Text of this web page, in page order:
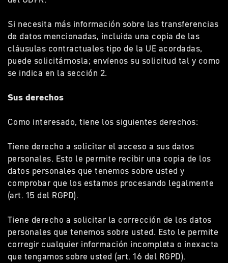
Si necesita más información sobre las transferencias
de datos mencionadas, incluida una copia de las
cláusulas contractuales tipo de la UE acordadas,
puede solicitárnosla; envíenos su solicitud tal y como
se indica en la sección 2.
Sus derechos
Como interesado, tiene los siguientes derechos:
Tiene derecho a solicitar el acceso a sus datos
personales. Esto le permite recibir una copia de los
datos personales que tenemos sobre usted y
comprobar que los estamos procesando legalmente
(art. 15 del RGPD).
Tiene derecho a solicitar la corrección de los datos
personales que tenemos sobre usted. Esto le permite
corregir cualquier información incompleta o inexacta
que tengamos sobre usted (art. 16 del RGPD).